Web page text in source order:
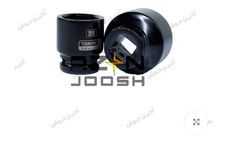
بزرگنمایی تصویر